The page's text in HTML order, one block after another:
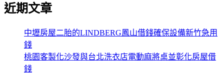
近期文章
中壢房屋二胎的LINDBERG鳳山借錢確保設備新竹急用
錢
桃園客製化沙發與台北洗衣店電動麻將桌並彰化房屋借
錢